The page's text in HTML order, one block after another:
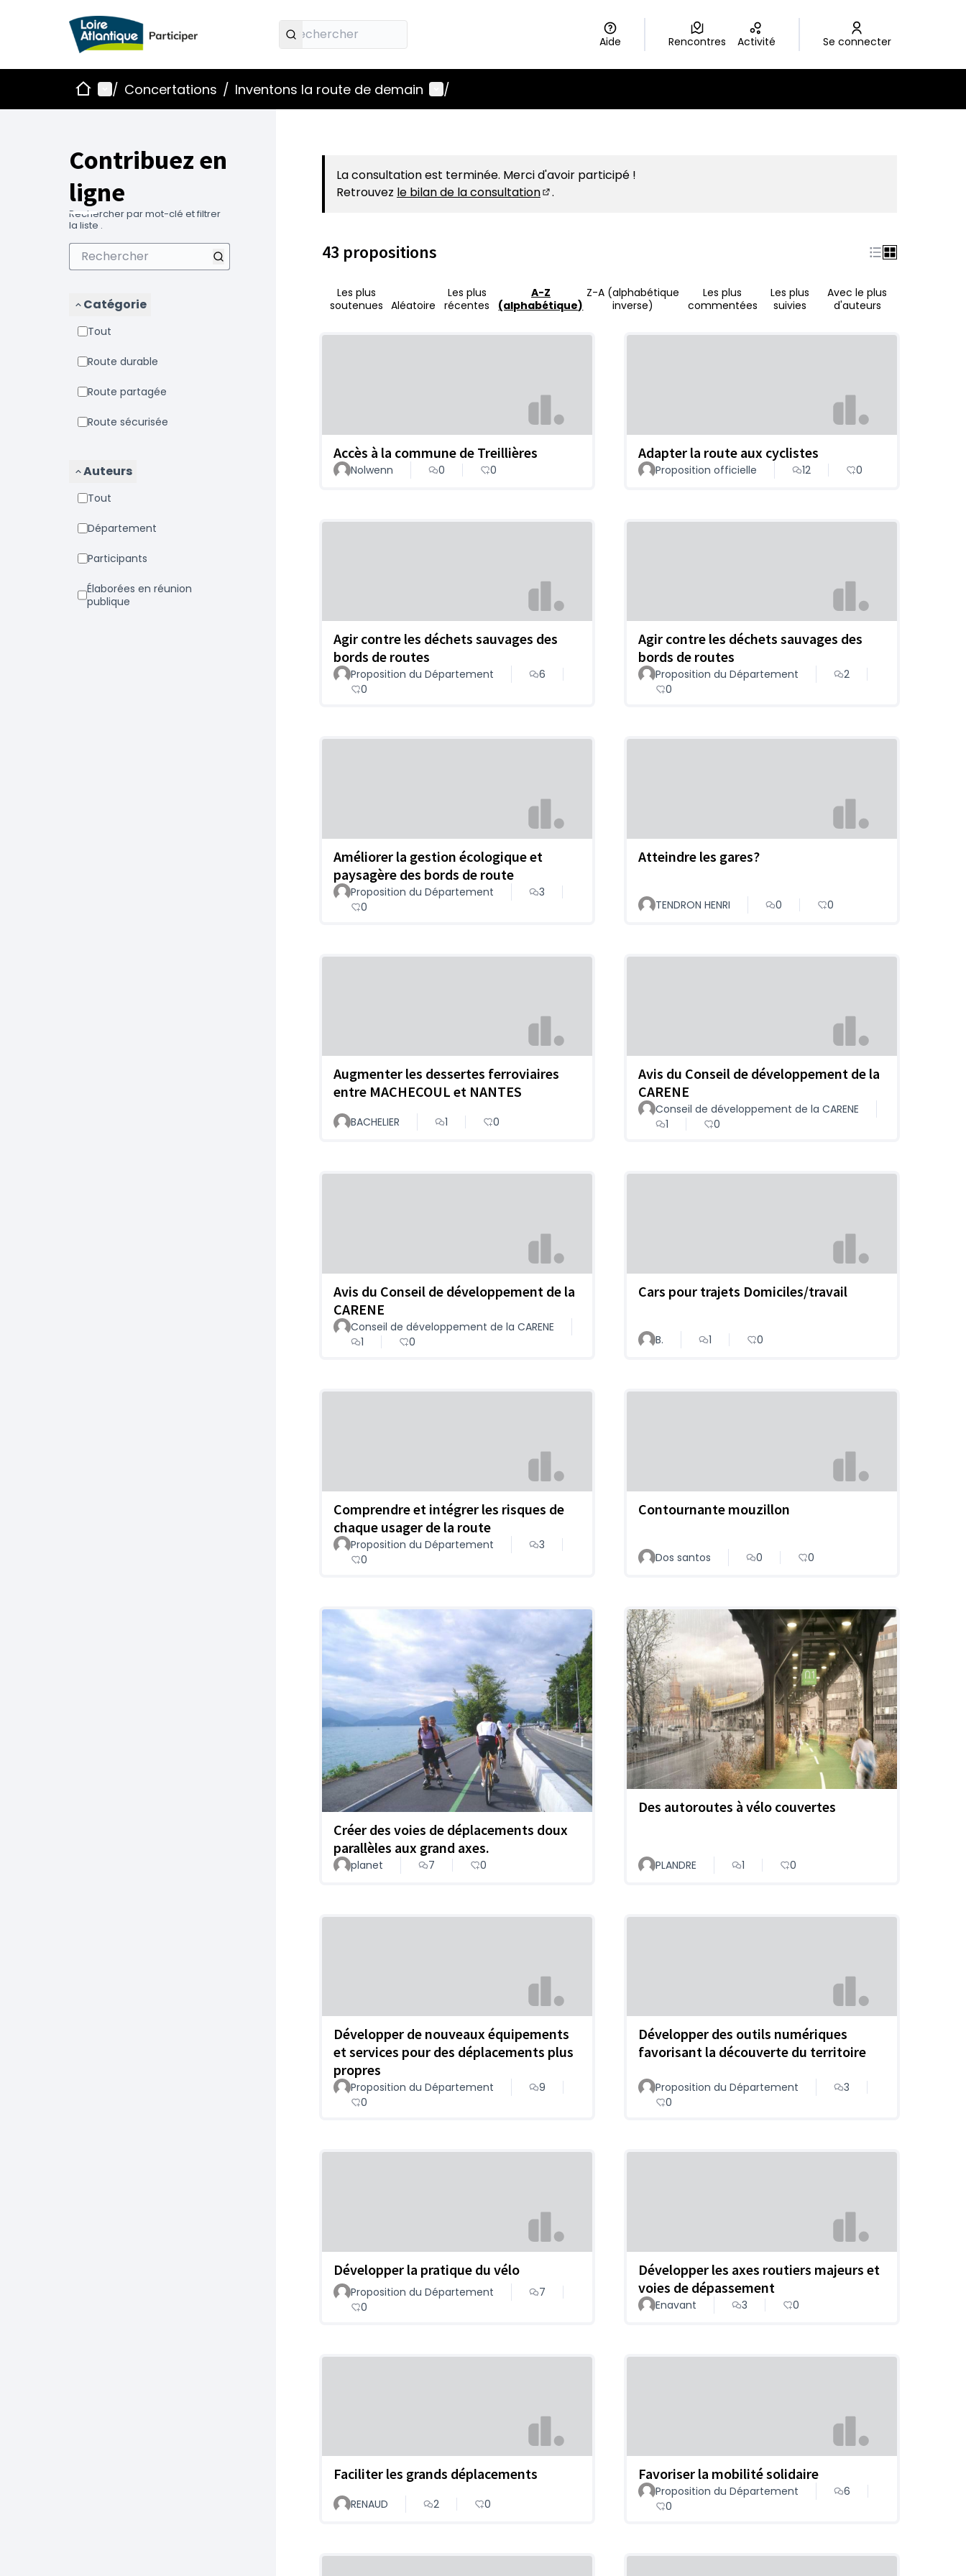
Aide Rencontres Activité Se connecter
AccueilMenu principal
/ Concertations / Inventons la route de demain Menu utilisateur
/
Contribuez en
ligne
Rechercher par mot-clé et filtrer
la liste .
Catégorie
Tout
Route durable
Route partagée
Route sécurisée
Auteurs
Tout
Département
Participants
Élaborées en réunion
publique
La consultation est terminée. Merci d'avoir participé !
Retrouvez le bilan de la consultation .
43 propositions
Les plus
soutenues Aléatoire
Les plus
récentes
A-Z
(alphabétique)
Z-A (alphabétique
inverse)
Les plus
commentées
Les plus
suivies
Avec le plus
d'auteurs
Accès à la commune de Treillières
Nolwenn 0 0
Adapter la route aux cyclistes
Proposition officielle 12 0
Agir contre les déchets sauvages des
bords de routes
Proposition du Département
6
0
Agir contre les déchets sauvages des
bords de routes
Proposition du Département
2
0
Améliorer la gestion écologique et
paysagère des bords de route
Proposition du Département
3
0
Atteindre les gares?
TENDRON HENRI 0 0
Augmenter les dessertes ferroviaires
entre MACHECOUL et NANTES
BACHELIER 1 0
Avis du Conseil de développement de la
CARENE
Conseil de développement de la CARENE
1
0
Avis du Conseil de développement de la
CARENE
Conseil de développement de la CARENE
1
0
Cars pour trajets Domiciles/travail
B. 1 0
Comprendre et intégrer les risques de
chaque usager de la route
Proposition du Département
3
0
Contournante mouzillon
Dos santos 0 0
Créer des voies de déplacements doux
parallèles aux grand axes.
planet 7 0
Des autoroutes à vélo couvertes
PLANDRE 1 0
Développer de nouveaux équipements
et services pour des déplacements plus
propres
Proposition du Département
9
0
Développer des outils numériques
favorisant la découverte du territoire
Proposition du Département
3
0
Développer la pratique du vélo
Proposition du Département
7
0
Développer les axes routiers majeurs et
voies de dépassement
Enavant 3 0
Faciliter les grands déplacements
RENAUD 2 0
Favoriser la mobilité solidaire
Proposition du Département
6
0